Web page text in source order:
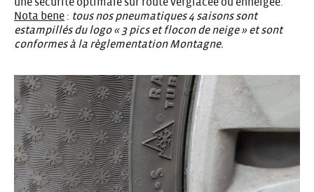
Nota bene : tous nos pneumatiques 4 saisons sont
estampillés du logo « 3 pics et flocon de neige » et sont
conformes à la règlementation Montagne.